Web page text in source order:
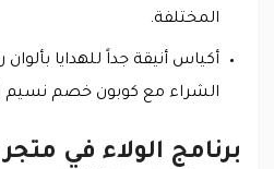
المختلفة.
أكياس أنيقة جداً للهدايا
الشراء مع كوبون خصم نسيم
برنامج الولاء في